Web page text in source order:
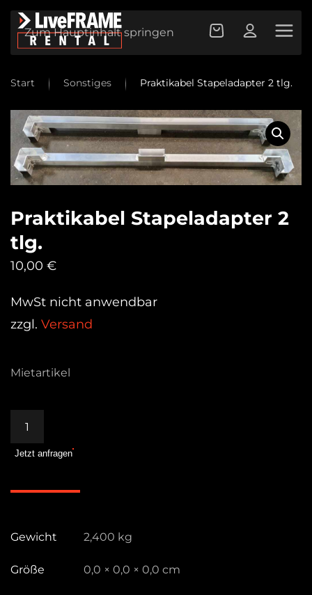
Zum Hauptinhalt springen
Start Sonstiges Praktikabel Stapeladapter 2 tlg.
Praktikabel Stapeladapter 2
tlg.
10,00 €
MwSt nicht anwendbar
zzgl. Versand
Mietartikel
2
Menge
Jetzt anfragen
Gewicht 2,400 kg
Größe 0,0 × 0,0 × 0,0 cm